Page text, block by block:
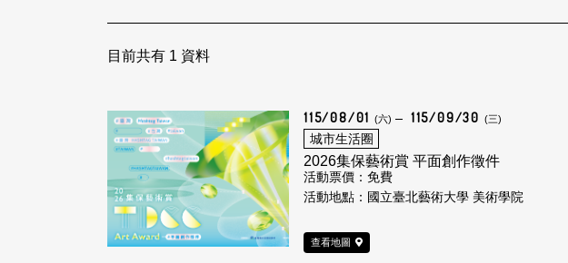
目前共有 1 資料
115/08/01 (六) 115/09/30 (三)
城市生活圈
2026集保藝術賞 平面創作徵件
活動票價：免費
活動地點：國立臺北藝術大學 美術學院
查看地圖